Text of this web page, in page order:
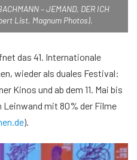
– JEMAND, DER ICH
List, Magnum Photos).
das 41. Internationale
wieder als duales Festival:
Kinos und ab dem 11. Mai bis
Leinwand mit 80% der Filme
).